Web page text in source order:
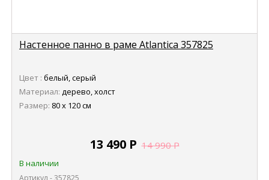
Настенное панно в раме Atlantica 357825
Цвет : белый, серый
Материал: дерево, холст
Размер: 80 х 120 см
13 490 Р 14 990Р
В наличии
Артикул - 357825